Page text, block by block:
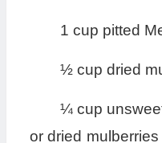
1 cup pitted
½ cup dried
¼ cup
or dried